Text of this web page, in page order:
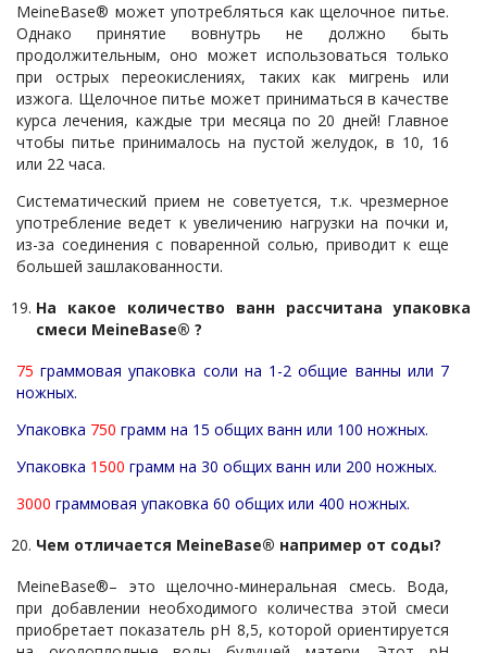
MeineBase® может употребляться как щелочное питье.
Однако принятие вовнутрь не должно быть
продолжительным, оно может использоваться только
при острых переокислениях, таких как мигрень или
изжога. Щелочное питье может приниматься в качестве
курса лечения, каждые три месяца по 20 дней! Главное
чтобы питье принималось на пустой желудок, в 10, 16
или 22 часа.
Систематический прием не советуется, т.к. чрезмерное
употребление ведет к увеличению нагрузки на почки и,
из-за соединения с поваренной солью, приводит к еще
большей зашлакованности.
На какое количество ванн рассчитана упаковка
смеси MeineBase® ?
75 граммовая упаковка соли на 1-2 общие ванны или 7
ножных.
Упаковка 750 грамм на 15 общих ванн или 100 ножных.
Упаковка 1500 грамм на 30 общих ванн или 200 ножных.
3000 граммовая упаковка 60 общих или 400 ножных.
Чем отличается MeineBase® например от соды?
MeineBase®– это щелочно-минеральная смесь. Вода,
при добавлении необходимого количества этой смеси
приобретает показатель pH 8,5, которой ориентируется